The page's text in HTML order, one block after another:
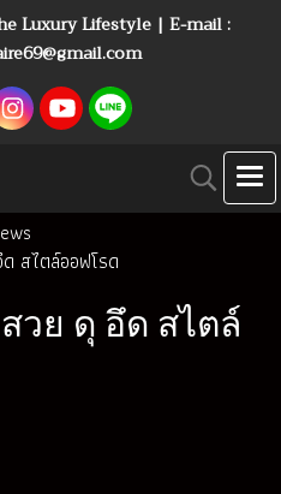
Luxury Lifestyle | E-mail :
สไตล์ออฟโรด
สวย ดุ อึด สไตล์